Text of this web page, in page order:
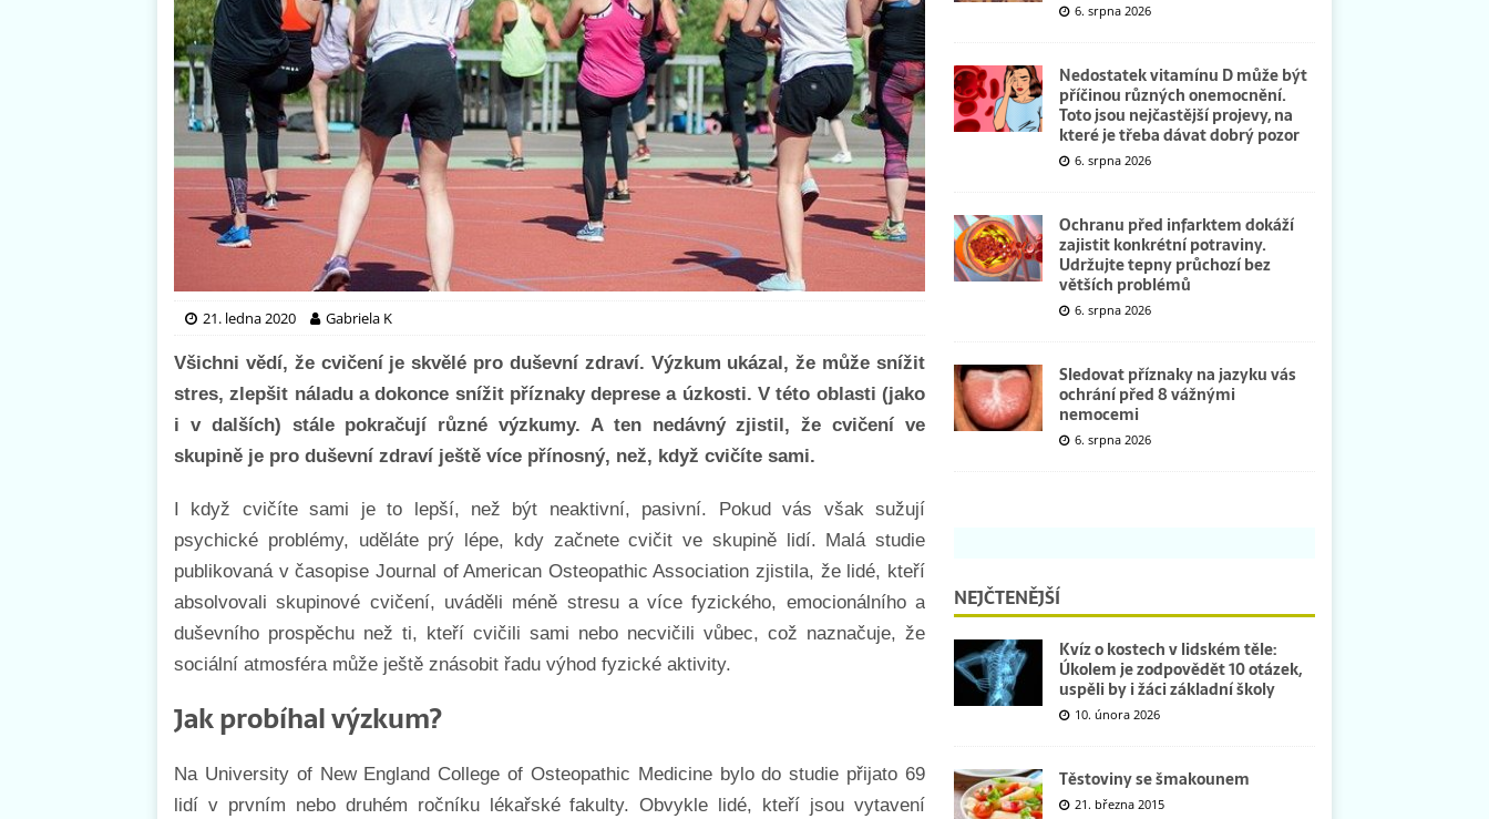
21. ledna 2020 Gabriela K
Všichni vědí, že cvičení je skvělé pro duševní zdraví. Výzkum ukázal, že může snížit
stres, zlepšit náladu a dokonce snížit příznaky deprese a úzkosti. V této oblasti (jako
i v dalších) stále pokračují různé výzkumy. A ten nedávný zjistil, že cvičení ve
skupině je pro duševní zdraví ještě více přínosný, než, když cvičíte sami.
I když cvičíte sami je to lepší, než být neaktivní, pasivní. Pokud vás však sužují
psychické problémy, uděláte prý lépe, kdy začnete cvičit ve skupině lidí. Malá studie
publikovaná v časopise Journal of American Osteopathic Association zjistila, že lidé, kteří
absolvovali skupinové cvičení, uváděli méně stresu a více fyzického, emocionálního a
duševního prospěchu než ti, kteří cvičili sami nebo necvičili vůbec, což naznačuje, že
sociální atmosféra může ještě znásobit řadu výhod fyzické aktivity.
Jak probíhal výzkum?
Na University of New England College of Osteopathic Medicine bylo do studie přijato 69
lidí v prvním nebo druhém ročníku lékařské fakulty. Obvykle lidé, kteří jsou vytavení
6. srpna 2026
Nedostatek vitamínu D může být
příčinou různých onemocnění.
Toto jsou nejčastější projevy, na
které je třeba dávat dobrý pozor
6. srpna 2026
Ochranu před infarktem dokáží
zajistit konkrétní potraviny.
Udržujte tepny průchozí bez
větších problémů
6. srpna 2026
Sledovat příznaky na jazyku vás
ochrání před 8 vážnými
nemocemi
6. srpna 2026
NEJČTENĚJŠÍ
Kvíz o kostech v lidském těle:
Úkolem je zodpovědět 10 otázek,
uspěli by i žáci základní školy
10. února 2026
Těstoviny se šmakounem
21. března 2015